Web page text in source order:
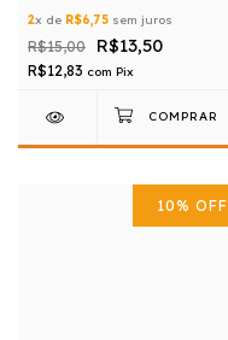
2x de R$6,75 sem juros
R$15,00 R$13,50
R$12,83 com Pix
10% OFF